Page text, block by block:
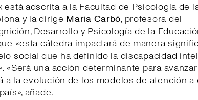
está adscrita a la Facultad de Psicología de
y la dirige Maria Carbó, profesora del
Desarrollo y Psicología de la
«esta cátedra impactará de manera
social que ha definido la discapacidad
«Será una acción determinante para
a la evolución de los modelos de atención a
añade.